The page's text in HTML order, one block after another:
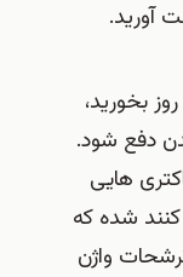
آورید.
بخورید،
دفع شود.
هایی
شده که
واژن